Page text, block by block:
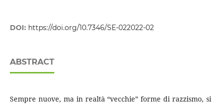
DOI: https://doi.org/10.7346/SE-022022-02
ABSTRACT
Sempre nuove, ma in realtà “vecchie” forme di razzismo, si